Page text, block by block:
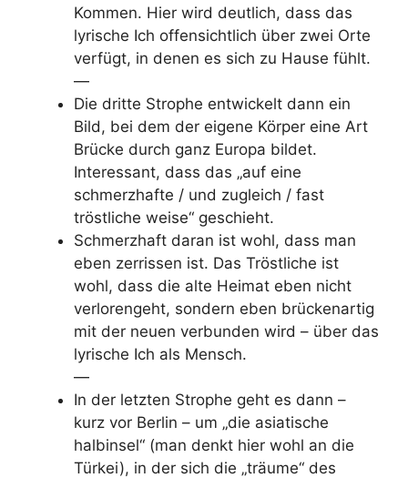
Kommen. Hier wird deutlich, dass das
lyrische Ich offensichtlich über zwei Orte
verfügt, in denen es sich zu Hause fühlt.
—
Die dritte Strophe entwickelt dann ein
Bild, bei dem der eigene Körper eine Art
Brücke durch ganz Europa bildet.
Interessant, dass das „auf eine
schmerzhafte / und zugleich / fast
tröstliche weise“ geschieht.
Schmerzhaft daran ist wohl, dass man
eben zerrissen ist. Das Tröstliche ist
wohl, dass die alte Heimat eben nicht
verlorengeht, sondern eben brückenartig
mit der neuen verbunden wird – über das
lyrische Ich als Mensch.
—
In der letzten Strophe geht es dann –
kurz vor Berlin – um „die asiatische
halbinsel“ (man denkt hier wohl an die
Türkei), in der sich die „träume“ des